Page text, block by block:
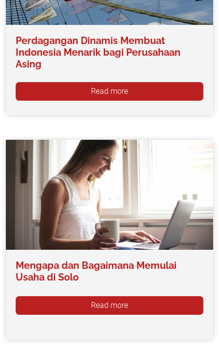
Perdagangan Dinamis Membuat
Indonesia Menarik bagi Perusahaan
Asing
Read more
Mengapa dan Bagaimana Memulai
Usaha di Solo
Read more